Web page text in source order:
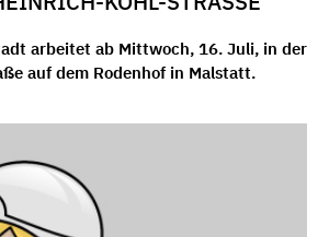
arbeitet ab Mittwoch, 16. Juli, in der
auf dem Rodenhof in Malstatt.